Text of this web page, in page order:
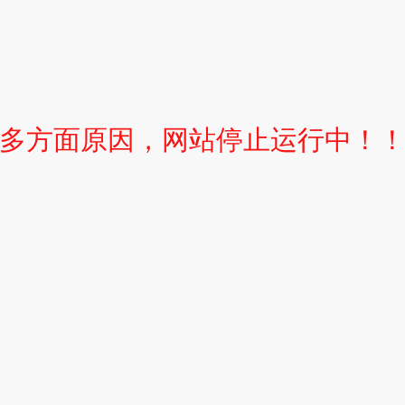
方面原因，网站停止运行中！